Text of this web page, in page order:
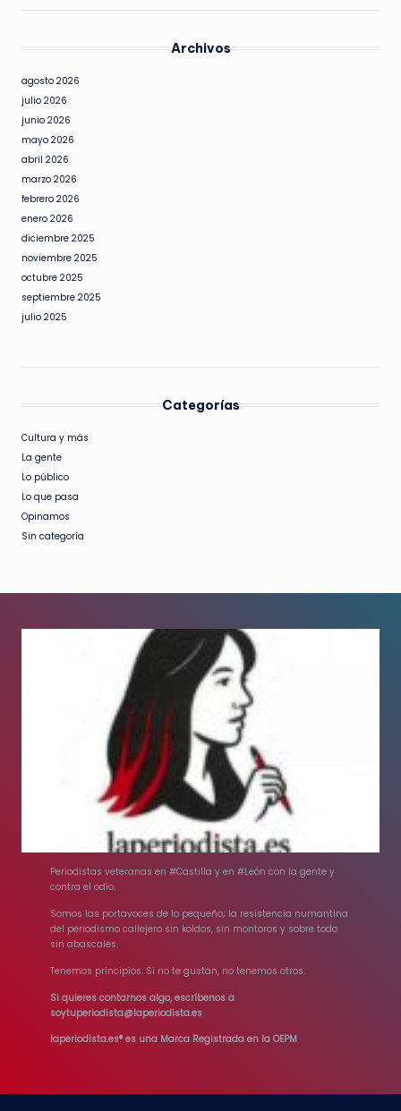
Archivos
agosto 2026
julio 2026
junio 2026
mayo 2026
abril 2026
marzo 2026
febrero 2026
enero 2026
diciembre 2025
noviembre 2025
octubre 2025
septiembre 2025
julio 2025
Categorías
Cultura y más
La gente
Lo público
Lo que pasa
Opinamos
Sin categoría
Periodistas veteranas en #Castilla y en #León con la gente y
contra el odio.
Somos las portavoces de lo pequeño; la resistencia numantina
del periodismo callejero sin koldos, sin montoros y sobre todo
sin abascales.
Tenemos principios. Si no te gustan, no tenemos otros.
Si quieres contarnos algo, escríbenos a
soytuperiodista@laperiodista.es
laperiodista.es® es una Marca Registrada en la OEPM